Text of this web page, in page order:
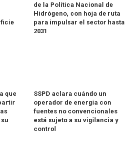
de la Política Nacional de
Hidrógeno, con hoja de ruta
para impulsar el sector hasta
2031
que
SSPD aclara cuándo un
operador de energía con
fuentes no convencionales
está sujeto a su vigilancia y
control